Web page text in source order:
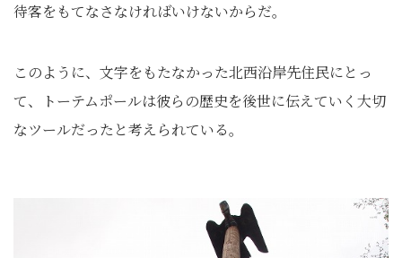
待客をもてなさなければいけないからだ。
このように、文字をもたなかった北西沿岸先住民にとっ
て、トーテムポールは彼らの歴史を後世に伝えていく大切
なツールだったと考えられている。